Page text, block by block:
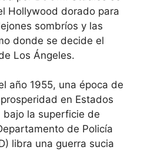
Hollywood dorado para
sombríos y las
donde se decide el
Los Ángeles.
año 1955, una época de
en Estados
bajo la superficie de
de Policía
libra una guerra sucia